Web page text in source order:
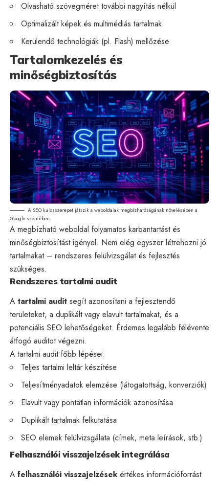
Olvasható szövegméret további nagyítás nélkül
Optimalizált képek és multimédiás tartalmak
Kerülendő technológiák (pl. Flash) mellőzése
Tartalomkezelés és
minőségbiztosítás
A SEO kulcsszerepet játszik a weboldalak megbízhatóságának növelésében a
Google szemében.
A megbízható weboldal folyamatos karbantartást és
minőségbiztosítást igényel. Nem elég egyszer létrehozni jó
tartalmakat – rendszeres felülvizsgálat és fejlesztés
szükséges.
Rendszeres tartalmi audit
A tartalmi audit segít azonosítani a fejlesztendő
területeket, a duplikált vagy elavult tartalmakat, és a
potenciális SEO lehetőségeket. Érdemes legalább félévente
átfogó auditot végezni.
A tartalmi audit főbb lépései:
Teljes tartalmi leltár készítése
Teljesítményadatok elemzése (látogatottság, konverziók)
Elavult vagy pontatlan információk azonosítása
Duplikált tartalmak felkutatása
SEO elemek felülvizsgálata (címek, meta leírások, stb.)
Felhasználói visszajelzések integrálása
A felhasználói visszajelzések értékes információforrást